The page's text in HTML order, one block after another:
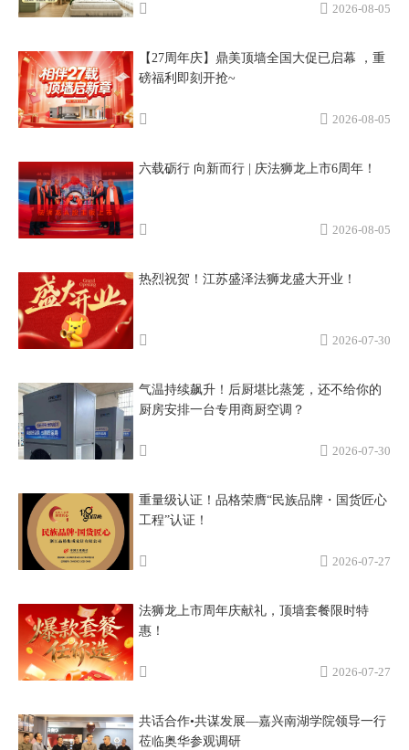
2026-08-05
【27周年庆】鼎美顶墙全国大促已启幕 ，重
磅福利即刻开抢~
2026-08-05
六载砺行 向新而行 | 庆法狮龙上市6周年！
2026-08-05
热烈祝贺！江苏盛泽法狮龙盛大开业！
2026-07-30
气温持续飙升！后厨堪比蒸笼，还不给你的
厨房安排一台专用商厨空调？
2026-07-30
重量级认证！品格荣膺“民族品牌・国货匠心
工程”认证！
2026-07-27
法狮龙上市周年庆献礼，顶墙套餐限时特
惠！
2026-07-27
共话合作•共谋发展—嘉兴南湖学院领导一行
莅临奥华参观调研